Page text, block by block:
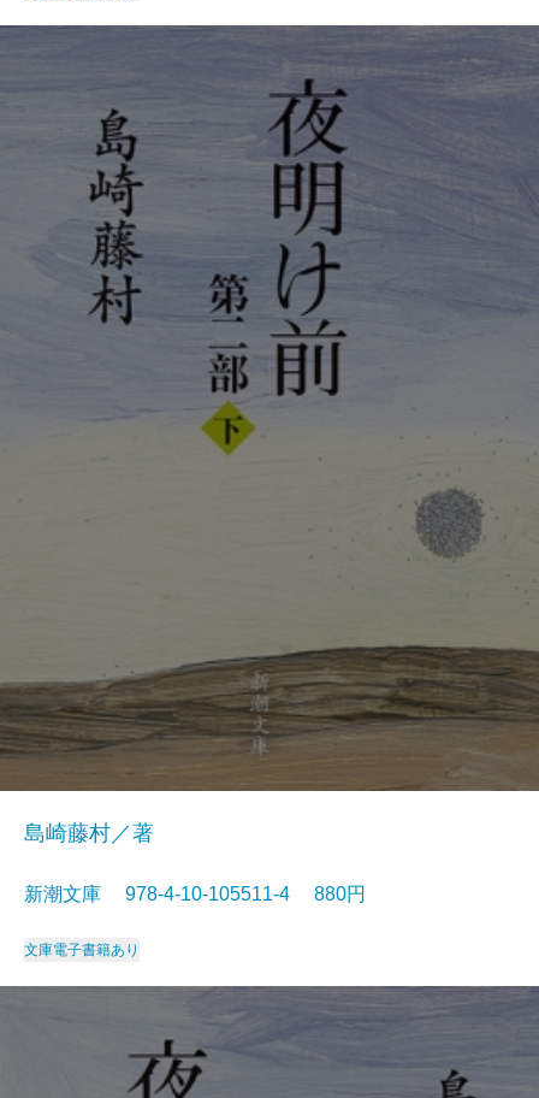
島崎藤村／著
新潮文庫 978-4-10-105511-4 880円
文庫電子書籍あり